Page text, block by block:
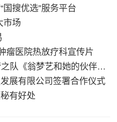
搜优选”服务平台
市场
瘤医院热放疗科宣传片
队《翁梦艺和她的伙伴
展有限公司签署合作仪式
有好处